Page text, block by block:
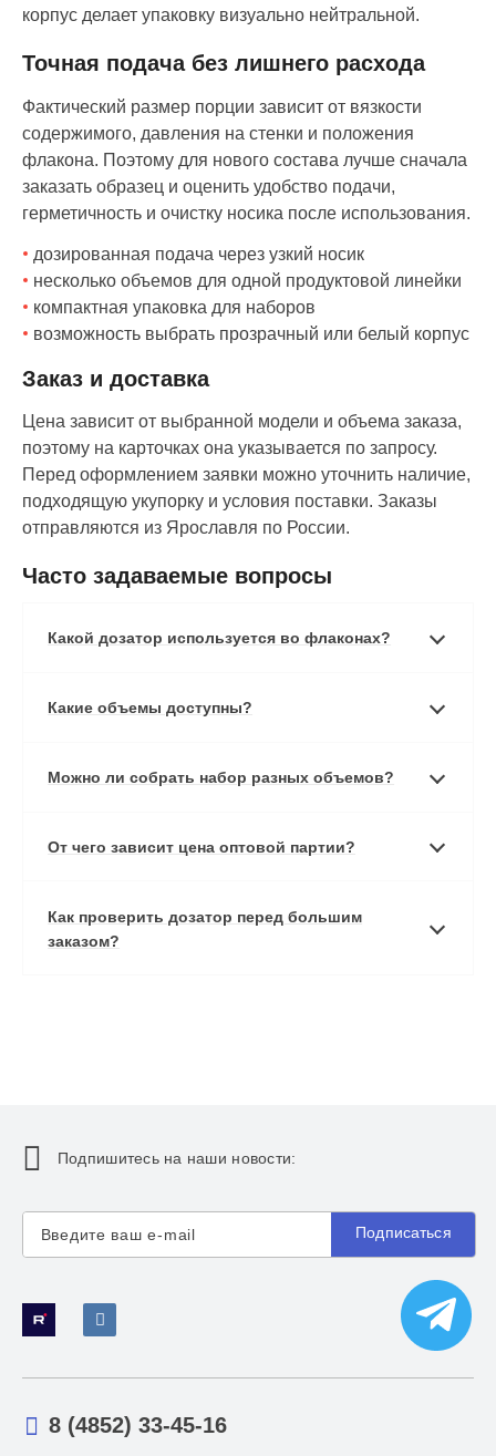
корпус делает упаковку визуально нейтральной.
Точная подача без лишнего расхода
Фактический размер порции зависит от вязкости
содержимого, давления на стенки и положения
флакона. Поэтому для нового состава лучше сначала
заказать образец и оценить удобство подачи,
герметичность и очистку носика после использования.
дозированная подача через узкий носик
несколько объемов для одной продуктовой линейки
компактная упаковка для наборов
возможность выбрать прозрачный или белый корпус
Заказ и доставка
Цена зависит от выбранной модели и объема заказа,
поэтому на карточках она указывается по запросу.
Перед оформлением заявки можно уточнить наличие,
подходящую укупорку и условия поставки. Заказы
отправляются из Ярославля по России.
Часто задаваемые вопросы
Какой дозатор используется во флаконах?
Какие объемы доступны?
Можно ли собрать набор разных объемов?
От чего зависит цена оптовой партии?
Как проверить дозатор перед большим
заказом?
Подпишитесь на наши новости:
Подписаться
8 (4852) 33-45-16